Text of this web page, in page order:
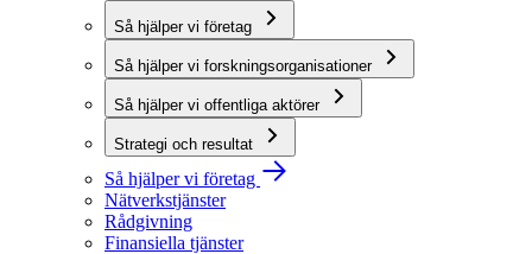
Så hjälper vi företag
Så hjälper vi forskningsorganisationer
Så hjälper vi offentliga aktörer
Strategi och resultat
Så hjälper vi företag
Nätverkstjänster
Rådgivning
Finansiella tjänster